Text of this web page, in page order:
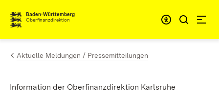
Zum Inhalt springen
Baden-Württemberg
Oberfinanzdirektion
Aktuelle Meldungen / Pressemitteilungen
Information der Oberfinanzdirektion Karlsruhe